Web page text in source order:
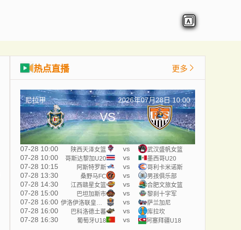
热点直播 更多
尼拉甲 2026年07月28日 10:00
VS
07-28 10:00 陕西天泽女篮 vs 武汉盛帆女篮
07-28 10:00 哥斯达黎加U20 vs 墨西哥U20
07-28 10:15 阿斯特罗斯 vs 哥利卡米诺斯
07-28 13:30 桑野马FC vs 男孩俱乐部
07-28 14:30 江西赣星女篮 vs 合肥文旅女篮
07-28 15:00 巴坦加斯市 vs 黎刹十字军
07-28 16:00 vs 萨兰加尼
07-28 16:00 巴科洛德土蕃 vs 库拉坎
07-28 16:30 葡萄牙U18 vs 阿塞拜疆U18